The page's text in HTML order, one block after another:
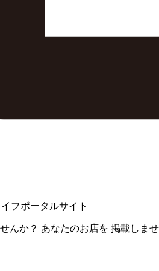
フポータルサイト
んか？ あなたのお店を 掲載しま